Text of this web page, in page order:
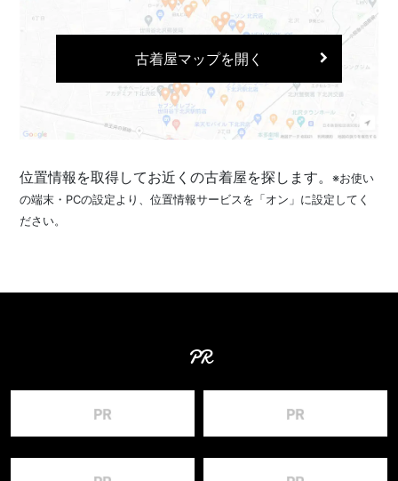
古着屋マップを開く
位置情報を取得してお近くの古着屋を探します。※お使い
の端末・PCの設定より、位置情報サービスを「オン」に設定してく
ださい。
PR